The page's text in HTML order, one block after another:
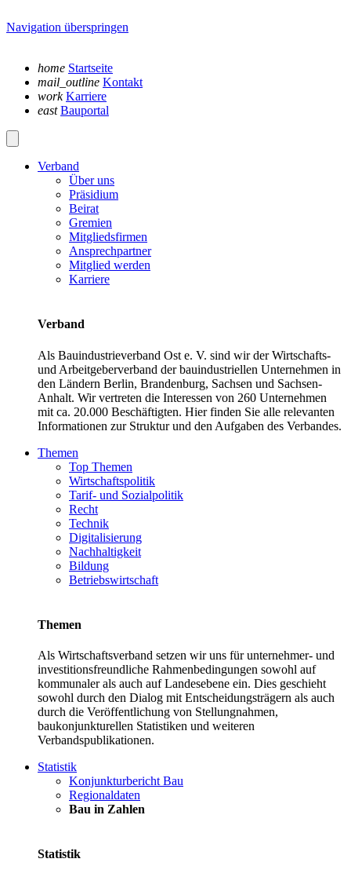
Navigation überspringen
home Startseite
mail_outline Kontakt
work Karriere
east Bauportal
Verband
Über uns
Präsidium
Beirat
Gremien
Mitgliedsfirmen
Ansprechpartner
Mitglied werden
Karriere
Verband
Als Bauindustrieverband Ost e. V. sind wir der Wirtschafts-
und Arbeitgeberverband der bauindustriellen Unternehmen in
den Ländern Berlin, Brandenburg, Sachsen und Sachsen-
Anhalt. Wir vertreten die Interessen von 260 Unternehmen
mit ca. 20.000 Beschäftigten. Hier finden Sie alle relevanten
Informationen zur Struktur und den Aufgaben des Verbandes.
Themen
Top Themen
Wirtschaftspolitik
Tarif- und Sozialpolitik
Recht
Technik
Digitalisierung
Nachhaltigkeit
Bildung
Betriebswirtschaft
Themen
Als Wirtschaftsverband setzen wir uns für unternehmer- und
investitionsfreundliche Rahmenbedingungen sowohl auf
kommunaler als auch auf Landesebene ein. Dies geschieht
sowohl durch den Dialog mit Entscheidungsträgern als auch
durch die Veröffentlichung von Stellungnahmen,
baukonjunkturellen Statistiken und weiteren
Verbandspublikationen.
Statistik
Konjunkturbericht Bau
Regionaldaten
Bau in Zahlen
Statistik